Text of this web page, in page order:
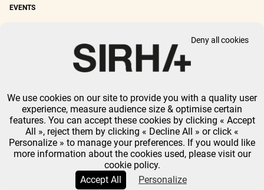
EVENTS
SIRHA WORLD PASTRY CUP
LEGAL NOTICE PRIVACY POLICY GTU-COOKIES MANAGEMENT
GL EVENTS ALL RIGHTS RESERVED.
We use cookies on our site to provide you with a quality user
experience, measure audience size & optimise certain
features. You can accept these cookies by clicking « Accept
All », reject them by clicking « Decline All » or click «
Personalize » to manage your preferences. If you would like
more information about the cookies used, please visit our
cookie policy.
Accept All
Deny all cookies
Personalize